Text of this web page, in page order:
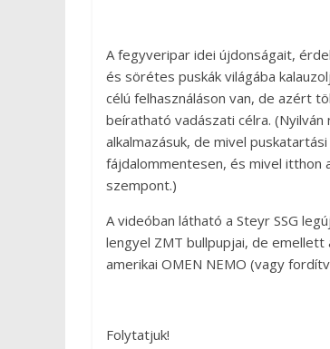
A fegyveripar idei újdonságait,
és sörétes puskák világába
célú felhasználáson van, de azért
beíratható vadászati célra.
alkalmazásuk, de mivel
fájdalommentesen, és mivel itthon
szempont.)
A videóban látható a Steyr SSG
lengyel ZMT bullpupjai, de emellett
amerikai OMEN NEMO (vagy
Folytatjuk!